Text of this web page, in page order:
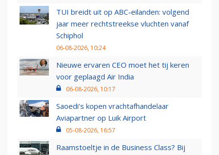
TUI breidt uit op ABC-eilanden: volgend
jaar meer rechtstreekse vluchten vanaf
Schiphol
06-08-2026, 10:24
Nieuwe ervaren CEO moet het tij keren
voor geplaagd Air India
06-08-2026, 10:17
Saoedi’s kopen vrachtafhandelaar
Aviapartner op Luik Airport
05-08-2026, 16:57
Raamstoeltje in de Business Class? Bij